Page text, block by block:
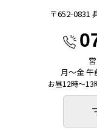
〒652-0831
月〜金
お昼12時～13